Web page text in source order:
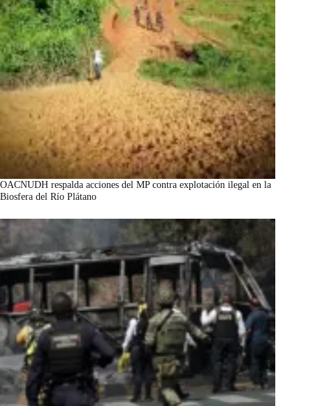
OACNUDH respalda acciones del MP contra explotación ilegal en la
Biosfera del Río Plátano